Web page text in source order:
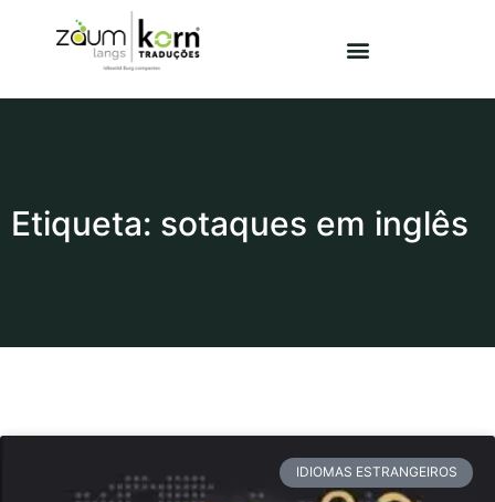
Etiqueta: sotaques em inglês
IDIOMAS ESTRANGEIROS